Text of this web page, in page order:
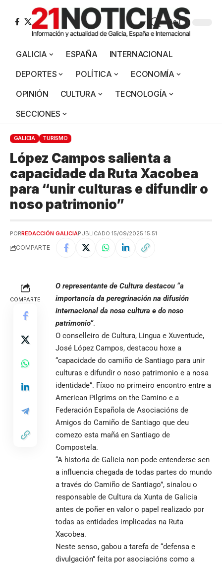
Aa
GALICIA ESPAÑA
INTERNACIONAL
DEPORTES
POLÍTICA
ECONOMÍA
OPINIÓN
CULTURA
TECNOLOGÍA
SECCIONES
GALICIA TURISMO
López Campos salienta a
capacidade da Ruta Xacobea
para “unir culturas e difundir o
noso patrimonio”
PORREDACCIÓN GALICIAPUBLICADO 15/09/2025 15:51
COMPARTE
COMPARTE
O representante de Cultura destacou “a
importancia da peregrinación na difusión
internacional da nosa cultura e do noso
patrimonio”.
O conselleiro de Cultura, Lingua e Xuventude,
José López Campos, destacou hoxe a
“capacidade do camiño de Santiago para unir
culturas e difundir o noso patrimonio e a nosa
identidade”. Fíxoo no primeiro encontro entre a
American Pilgrims on the Camino e a
Federación Española de Asociacións de
Amigos do Camiño de Santiago que deu
comezo esta mañá en Santiago de
Compostela.
“A historia de Galicia non pode entenderse sen
a influencia chegada de todas partes do mundo
a través do Camiño de Santiago”, sinalou o
responsable de Cultura da Xunta de Galicia
antes de poñer en valor o papel realizado por
todas as entidades implicadas na Ruta
Xacobea.
Neste senso, gabou a tarefa de “defensa e
divulgación” feita por asociacións como a